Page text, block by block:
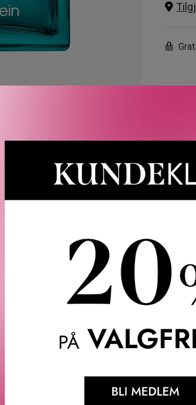
Aromatic Essence for Men Eau de Parfum er
Men gir en følelse av intriger til tidligere
legger seg over hjertet av en
kardemomme. Med friskhet og
selve essensen av evigheten.
sitron og sichuan pepper.
kardemomme, virginisk sedertre og